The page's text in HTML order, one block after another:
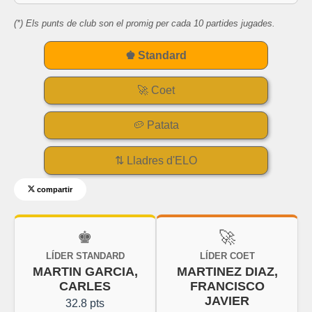
(*) Els punts de club son el promig per cada 10 partides jugades.
♚ Standard
🚀 Coet
🥔 Patata
⇅ Lladres d'ELO
compartir
♚
LÍDER STANDARD
MARTIN GARCIA,
CARLES
32.8 pts
🚀
LÍDER COET
MARTINEZ DIAZ,
FRANCISCO
JAVIER